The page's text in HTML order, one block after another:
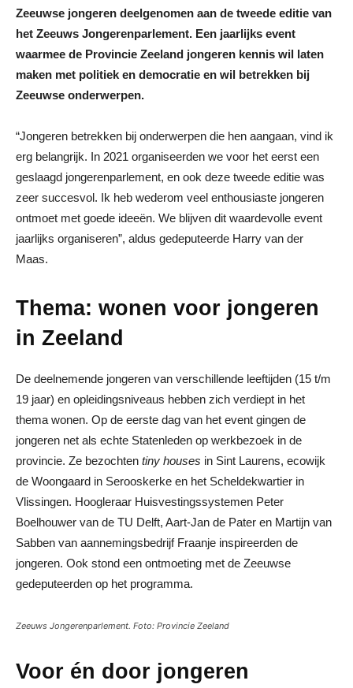
Zeeuwse jongeren deelgenomen aan de tweede editie van
het Zeeuws Jongerenparlement. Een jaarlijks event
waarmee de Provincie Zeeland jongeren kennis wil laten
maken met politiek en democratie en wil betrekken bij
Zeeuwse onderwerpen.
“Jongeren betrekken bij onderwerpen die hen aangaan, vind ik
erg belangrijk. In 2021 organiseerden we voor het eerst een
geslaagd jongerenparlement, en ook deze tweede editie was
zeer succesvol. Ik heb wederom veel enthousiaste jongeren
ontmoet met goede ideeën. We blijven dit waardevolle event
jaarlijks organiseren”, aldus gedeputeerde Harry van der
Maas.
Thema: wonen voor jongeren
in Zeeland
De deelnemende jongeren van verschillende leeftijden (15 t/m
19 jaar) en opleidingsniveaus hebben zich verdiept in het
thema wonen. Op de eerste dag van het event gingen de
jongeren net als echte Statenleden op werkbezoek in de
provincie. Ze bezochten tiny houses in Sint Laurens, ecowijk
de Woongaard in Serooskerke en het Scheldekwartier in
Vlissingen. Hoogleraar Huisvestingssystemen Peter
Boelhouwer van de TU Delft, Aart-Jan de Pater en Martijn van
Sabben van aannemingsbedrijf Fraanje inspireerden de
jongeren. Ook stond een ontmoeting met de Zeeuwse
gedeputeerden op het programma.
Zeeuws Jongerenparlement. Foto: Provincie Zeeland
Voor én door jongeren